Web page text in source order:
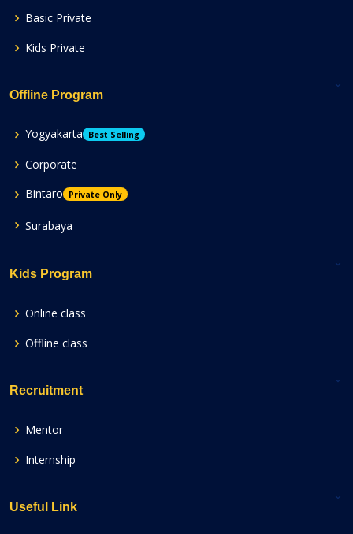
Basic Private
Kids Private
Offline Program
Yogyakarta Best Selling
Corporate
Bintaro
Private Only
Surabaya
Kids Program
Online class
Offline class
Recruitment
Mentor
Internship
Useful Link